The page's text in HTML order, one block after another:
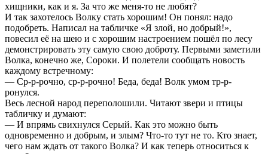
хищники, как и я. За что же меня-то не любят?
И так захотелось Волку стать хорошим! Он понял: надо
подобреть. Написал на табличке «Я злой, но добрый!»,
повесил её на шею и с хорошим настроением пошёл по лесу
демонстрировать эту самую свою доброту. Первыми заметили
Волка, конечно же, Сороки. И полетели сообщать новость
каждому встречному:
— Ср-р-рочно, ср-р-рочно! Беда, беда! Волк умом тр-р-
ронулся.
Весь лесной народ переполошили. Читают звери и птицы
табличку и думают:
— И впрямь свихнулся Серый. Как это можно быть
одновременно и добрым, и злым? Что-то тут не то. Кто знает,
чего нам ждать от такого Волка? И как теперь относиться к